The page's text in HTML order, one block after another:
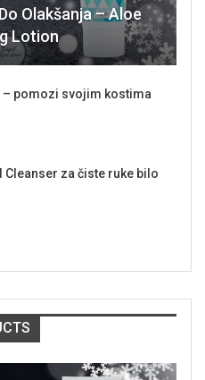
Olakšanja – Aloe
Lotion
– pomozi svojim kostima
Cleanser za čiste ruke bilo